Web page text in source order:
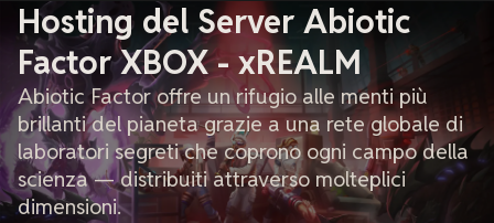
Hosting del Server Abiotic
Factor XBOX - xREALM
Abiotic Factor offre un rifugio alle menti più
brillanti del pianeta grazie a una rete globale di
laboratori segreti che coprono ogni campo della
scienza — distribuiti attraverso molteplici
dimensioni.